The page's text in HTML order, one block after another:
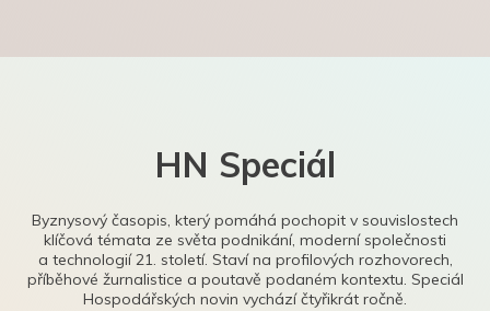
HN Speciál
Byznysový časopis, který pomáhá pochopit v souvislostech
klíčová témata ze světa podnikání, moderní společnosti
a technologií 21. století. Staví na profilových rozhovorech,
příběhové žurnalistice a poutavě podaném kontextu. Speciál
Hospodářských novin vychází čtyřikrát ročně.